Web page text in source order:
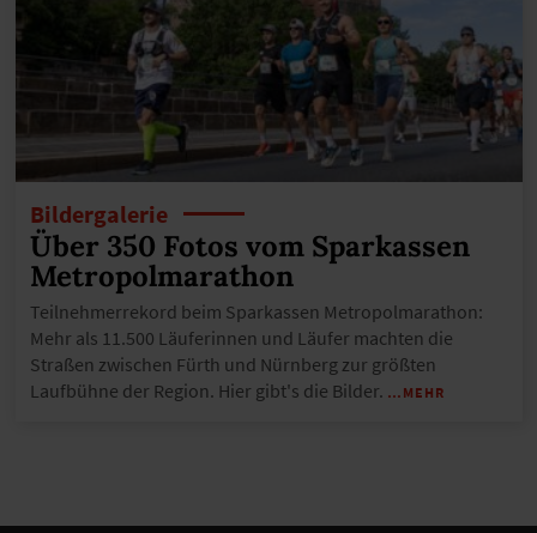
Bildergalerie
Über 350 Fotos vom Sparkassen
Metropolmarathon
Teilnehmerrekord beim Sparkassen Metropolmarathon:
Mehr als 11.500 Läuferinnen und Läufer machten die
Straßen zwischen Fürth und Nürnberg zur größten
Laufbühne der Region. Hier gibt's die Bilder. …MEHR